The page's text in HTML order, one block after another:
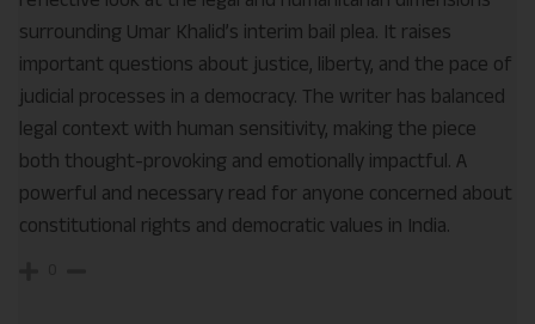
surrounding Umar Khalid’s interim bail plea. It raises
important questions about justice, liberty, and the pace of
judicial processes in a democracy. The writer has balanced
legal context with human sensitivity, making the piece
both thought-provoking and emotionally impactful. A
powerful and necessary read for anyone concerned about
constitutional rights and democratic values in India.